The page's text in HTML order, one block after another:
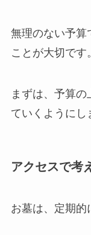
無理のない予算
ことが大切です。
まずは、予算
ていくようにし
アクセスで考
お墓は、定期的